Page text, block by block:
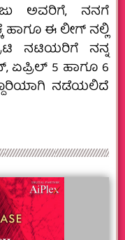
ಅವರಿಗೆ, ನನಗೆ
ಹಾಗೂ ಈ ಲೀಗ್ ನಲ್ಲಿ
ನಟಿಯರಿಗೆ ನನ್ನ
ಏಪ್ರಿಲ್ 5 ಹಾಗೂ 6
ನಡೆಯಲಿದೆ